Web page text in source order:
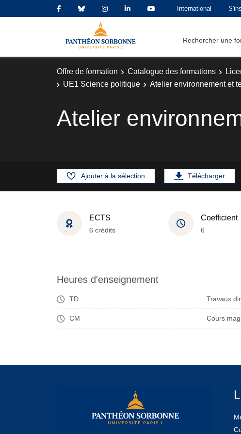
International
Rechercher une
Offre de formation Catalogue des formations
UE1 Science politique
Atelier environnement et
Atelier
Ajouter à la sélection Télécharger
ECTS
6 crédits
Coefficient
6
Heures d'enseignement
TD Travaux
CM Cours